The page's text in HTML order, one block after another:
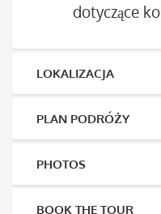
dotyczące
LOKALIZACJA
PLAN PODRÓŻY
PHOTOS
BOOK THE TOUR